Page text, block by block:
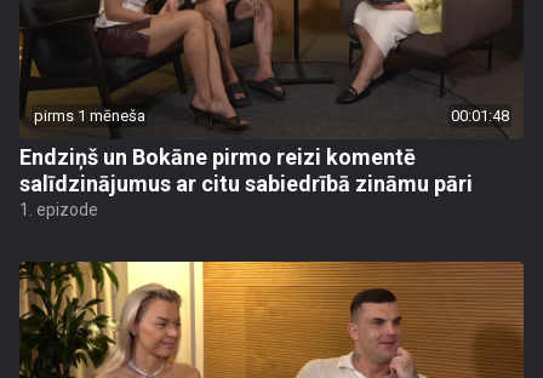
pirms 1 mēneša 00:01:48
Endziņš un Bokāne pirmo reizi komentē
salīdzinājumus ar citu sabiedrībā zināmu pāri
1. epizode